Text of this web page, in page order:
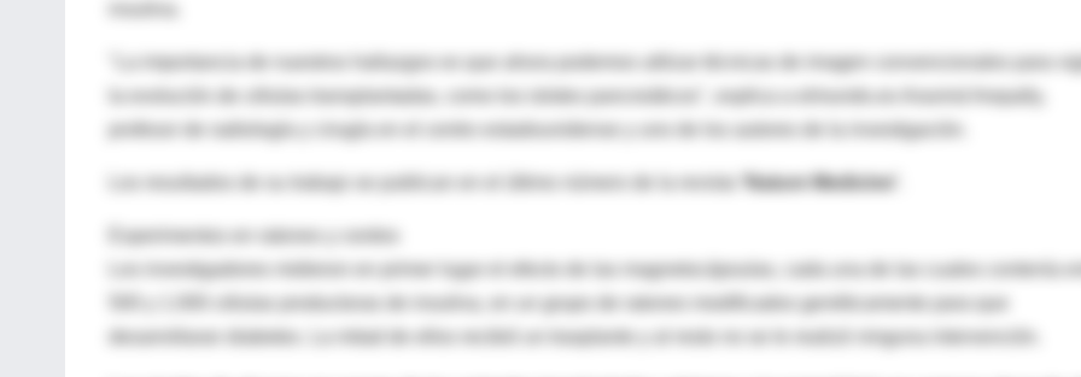
"La importancia de nuestros hallazgos es que ahora podemos utilizar técnicas de imagen convencionales para
profesor de radiología y cirugía en el centro estadounidense y uno de los autores de la investigación.
'Nature Medicine'
Los investigadores midieron en primer lugar el efecto de las magnetocápsulas, cada una de las cuales contenía
500 y 1.000 células productoras de insulina, en un grupo de ratones modificados genéticamente para que
desarrollaran diabetes. La mitad de ellos recibió un trasplante y al resto no se le realizó ninguna intervención.